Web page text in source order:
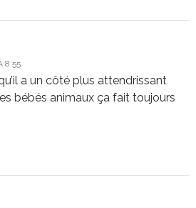
8:55
a un côté plus attendrissant
bébés animaux ça fait toujours